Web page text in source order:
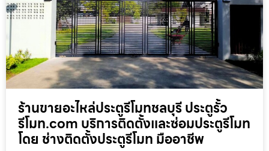
ร้านขายอะไหล่ประตูรีโมทชลบุรี ประตูรั้ว
รีโมท.com บริการติดตั้งและซ่อมประตูรีโมท
โดย ช่างติดตั้งประตูรีโมท มืออาชีพ